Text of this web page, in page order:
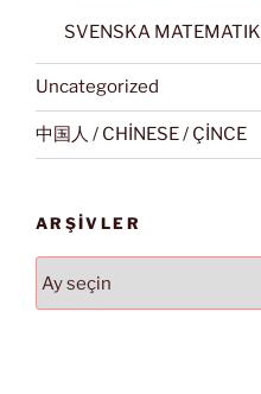
SVENSKA MATEMATIK
Uncategorized
中国人 / CHİNESE / ÇİNCE
ARŞIVLER